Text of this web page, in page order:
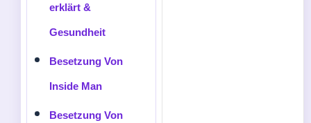
erklärt &
Gesundheit
Besetzung Von
Inside Man
Besetzung Von